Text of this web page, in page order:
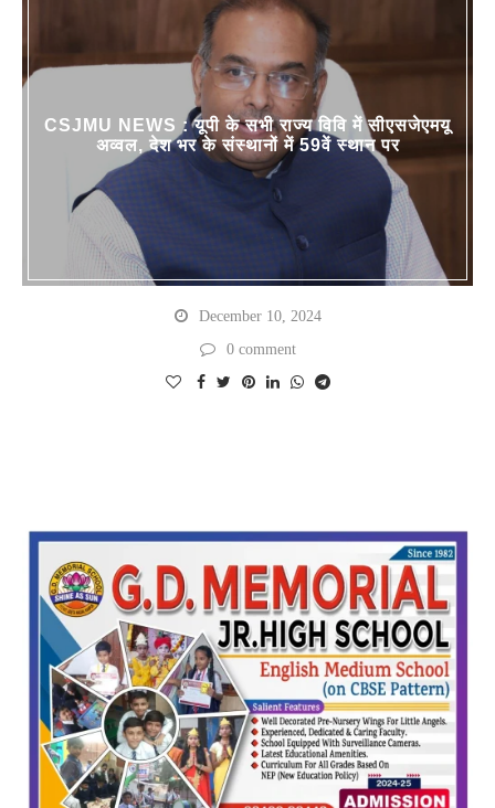
CSJMU NEWS : यूपी के सभी राज्य विवि में सीएसजेएमयू
अव्वल, देश भर के संस्थानों में 59वें स्थान पर
December 10, 2024
0 comment